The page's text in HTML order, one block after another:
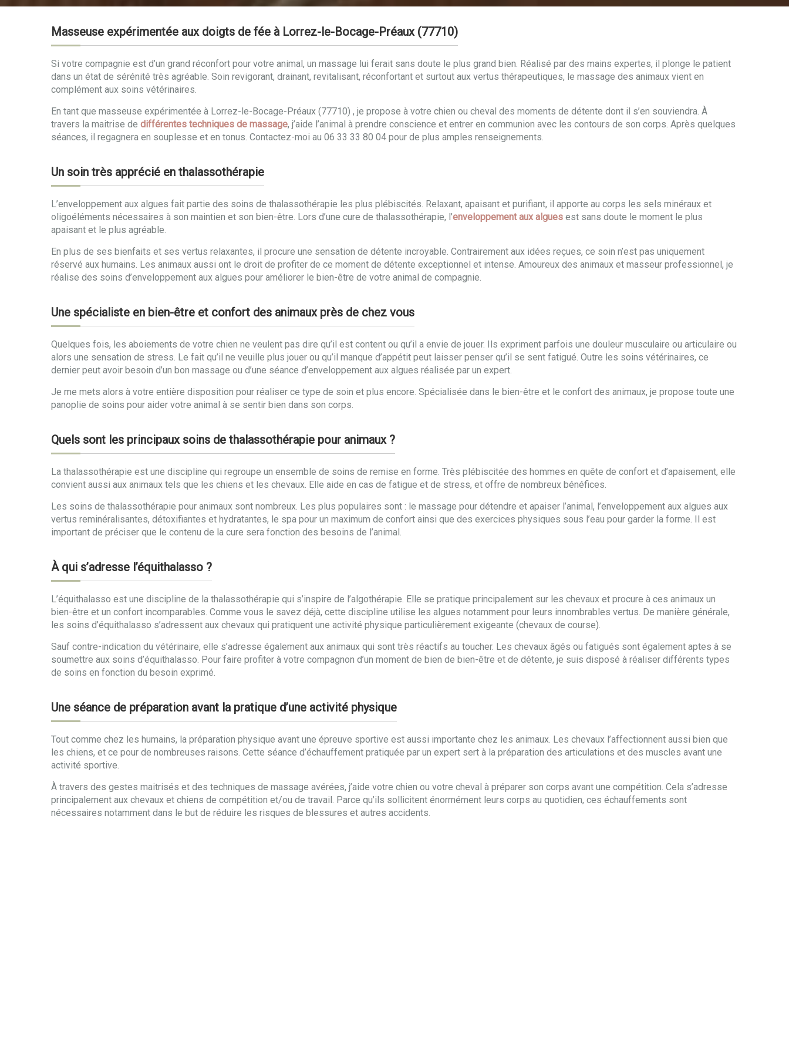
Masseuse expérimentée aux doigts de fée à Lorrez-le-Bocage-Préaux (77710)
Si votre compagnie est d’un grand réconfort pour votre animal, un massage lui ferait sans doute le plus grand bien. Réalisé par des mains expertes, il plonge le patient
dans un état de sérénité très agréable. Soin revigorant, drainant, revitalisant, réconfortant et surtout aux vertus thérapeutiques, le massage des animaux vient en
complément aux soins vétérinaires.
En tant que masseuse expérimentée à Lorrez-le-Bocage-Préaux (77710) , je propose à votre chien ou cheval des moments de détente dont il s’en souviendra. À
travers la maitrise de différentes techniques de massage, j’aide l’animal à prendre conscience et entrer en communion avec les contours de son corps. Après quelques
séances, il regagnera en souplesse et en tonus. Contactez-moi au 06 33 33 80 04 pour de plus amples renseignements.
Un soin très apprécié en thalassothérapie
L’enveloppement aux algues fait partie des soins de thalassothérapie les plus plébiscités. Relaxant, apaisant et purifiant, il apporte au corps les sels minéraux et
oligoéléments nécessaires à son maintien et son bien-être. Lors d’une cure de thalassothérapie, l’enveloppement aux algues est sans doute le moment le plus
apaisant et le plus agréable.
En plus de ses bienfaits et ses vertus relaxantes, il procure une sensation de détente incroyable. Contrairement aux idées reçues, ce soin n’est pas uniquement
réservé aux humains. Les animaux aussi ont le droit de profiter de ce moment de détente exceptionnel et intense. Amoureux des animaux et masseur professionnel, je
réalise des soins d’enveloppement aux algues pour améliorer le bien-être de votre animal de compagnie.
Une spécialiste en bien-être et confort des animaux près de chez vous
Quelques fois, les aboiements de votre chien ne veulent pas dire qu’il est content ou qu’il a envie de jouer. Ils expriment parfois une douleur musculaire ou articulaire ou
alors une sensation de stress. Le fait qu’il ne veuille plus jouer ou qu’il manque d’appétit peut laisser penser qu’il se sent fatigué. Outre les soins vétérinaires, ce
dernier peut avoir besoin d’un bon massage ou d’une séance d’enveloppement aux algues réalisée par un expert.
Je me mets alors à votre entière disposition pour réaliser ce type de soin et plus encore. Spécialisée dans le bien-être et le confort des animaux, je propose toute une
panoplie de soins pour aider votre animal à se sentir bien dans son corps.
Quels sont les principaux soins de thalassothérapie pour animaux ?
La thalassothérapie est une discipline qui regroupe un ensemble de soins de remise en forme. Très plébiscitée des hommes en quête de confort et d’apaisement, elle
convient aussi aux animaux tels que les chiens et les chevaux. Elle aide en cas de fatigue et de stress, et offre de nombreux bénéfices.
Les soins de thalassothérapie pour animaux sont nombreux. Les plus populaires sont : le massage pour détendre et apaiser l’animal, l’enveloppement aux algues aux
vertus reminéralisantes, détoxifiantes et hydratantes, le spa pour un maximum de confort ainsi que des exercices physiques sous l’eau pour garder la forme. Il est
important de préciser que le contenu de la cure sera fonction des besoins de l’animal.
À qui s’adresse l’équithalasso ?
L’équithalasso est une discipline de la thalassothérapie qui s’inspire de l’algothérapie. Elle se pratique principalement sur les chevaux et procure à ces animaux un
bien-être et un confort incomparables. Comme vous le savez déjà, cette discipline utilise les algues notamment pour leurs innombrables vertus. De manière générale,
les soins d’équithalasso s’adressent aux chevaux qui pratiquent une activité physique particulièrement exigeante (chevaux de course).
Sauf contre-indication du vétérinaire, elle s’adresse également aux animaux qui sont très réactifs au toucher. Les chevaux âgés ou fatigués sont également aptes à se
soumettre aux soins d’équithalasso. Pour faire profiter à votre compagnon d’un moment de bien de bien-être et de détente, je suis disposé à réaliser différents types
de soins en fonction du besoin exprimé.
Une séance de préparation avant la pratique d’une activité physique
Tout comme chez les humains, la préparation physique avant une épreuve sportive est aussi importante chez les animaux. Les chevaux l’affectionnent aussi bien que
les chiens, et ce pour de nombreuses raisons. Cette séance d’échauffement pratiquée par un expert sert à la préparation des articulations et des muscles avant une
activité sportive.
À travers des gestes maitrisés et des techniques de massage avérées, j’aide votre chien ou votre cheval à préparer son corps avant une compétition. Cela s’adresse
principalement aux chevaux et chiens de compétition et/ou de travail. Parce qu’ils sollicitent énormément leurs corps au quotidien, ces échauffements sont
nécessaires notamment dans le but de réduire les risques de blessures et autres accidents.